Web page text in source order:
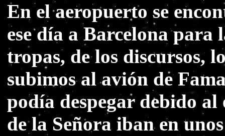
En el aeropuerto se
ese día a Barcelona para
tropas, de los discursos,
subimos al avión de
podía despegar debido al
de la Señora iban en